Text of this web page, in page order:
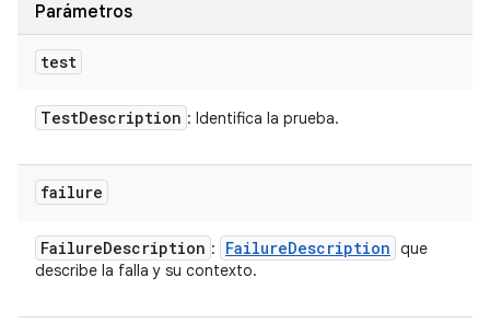
Parámetros
test
TestDescription : Identifica la prueba.
failure
FailureDescription : FailureDescription que
describe la falla y su contexto.